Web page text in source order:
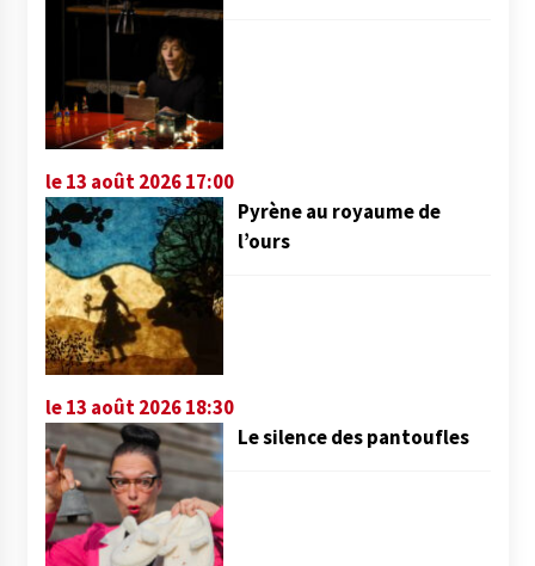
le 13 août 2026 17:00
Pyrène au royaume de
l’ours
le 13 août 2026 18:30
Le silence des pantoufles